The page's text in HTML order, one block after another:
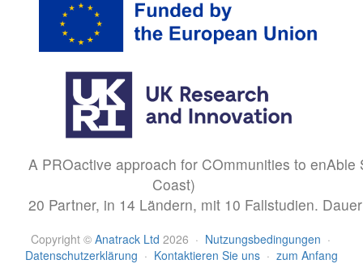
A PROactive approach for COmmunities to enAble
Coast)
20 Partner, in 14 Ländern, mit 10 Fallstudien.
Copyright © Anatrack Ltd 2026 · Nutzungsbedingungen ·
Datenschutzerklärung · Kontaktieren Sie uns · zum Anfang